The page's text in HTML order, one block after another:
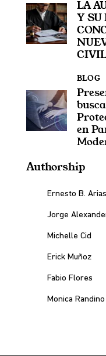
LA
Y SU
BLOG
en
Authorship
Ernesto B. Arias
Jorge
Michelle Cid
Erick Muñoz
Fabio Flores
Monica Randino